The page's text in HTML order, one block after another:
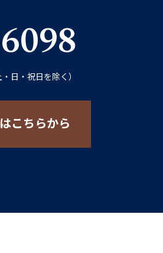
日・祝日を除く）
こちらから